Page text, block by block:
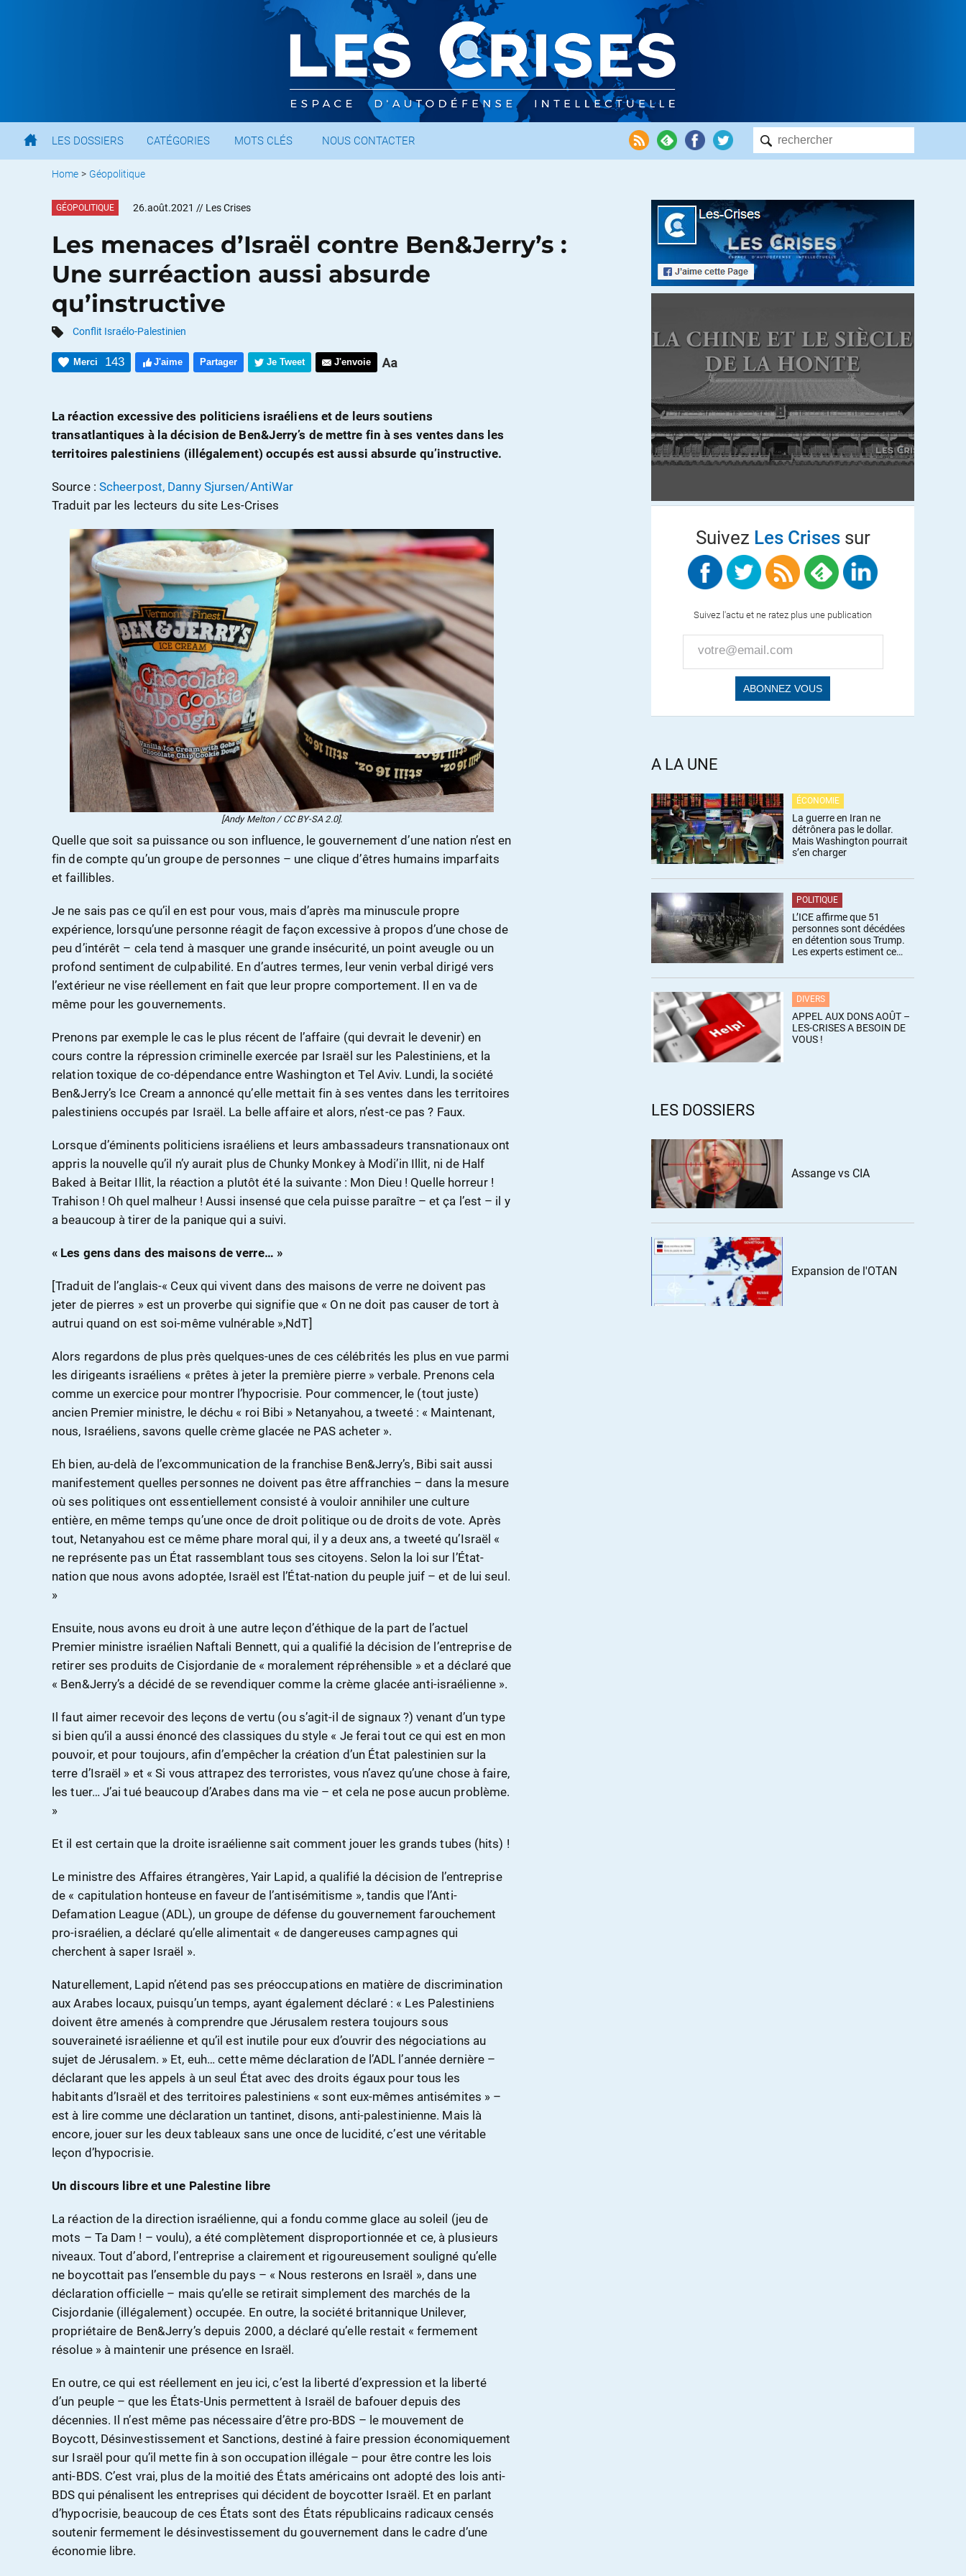
LES DOSSIERS CATÉGORIES MOTS CLÉS NOUS CONTACTER
Home > Géopolitique
GÉOPOLITIQUE 26.août.2021 // Les Crises
Les menaces d’Israël contre Ben&Jerry’s :
Une surréaction aussi absurde
qu’instructive
Conflit Israélo-Palestinien
Merci 143 J'aime Partager Je Tweet J'envoie
La réaction excessive des politiciens israéliens et de leurs soutiens
transatlantiques à la décision de Ben&Jerry’s de mettre fin à ses ventes dans les
territoires palestiniens (illégalement) occupés est aussi absurde qu’instructive.
Source : Scheerpost, Danny Sjursen/AntiWar
Traduit par les lecteurs du site Les-Crises
[Andy Melton / CC BY-SA 2.0].
Quelle que soit sa puissance ou son influence, le gouvernement d’une nation n’est en
fin de compte qu’un groupe de personnes – une clique d’êtres humains imparfaits
et faillibles.
Je ne sais pas ce qu’il en est pour vous, mais d’après ma minuscule propre
expérience, lorsqu’une personne réagit de façon excessive à propos d’une chose de
peu d’intérêt – cela tend à masquer une grande insécurité, un point aveugle ou un
profond sentiment de culpabilité. En d’autres termes, leur venin verbal dirigé vers
l’extérieur ne vise réellement en fait que leur propre comportement. Il en va de
même pour les gouvernements.
Prenons par exemple le cas le plus récent de l’affaire (qui devrait le devenir) en
cours contre la répression criminelle exercée par Israël sur les Palestiniens, et la
relation toxique de co-dépendance entre Washington et Tel Aviv. Lundi, la société
Ben&Jerry’s Ice Cream a annoncé qu’elle mettait fin à ses ventes dans les territoires
palestiniens occupés par Israël. La belle affaire et alors, n’est-ce pas ? Faux.
Lorsque d’éminents politiciens israéliens et leurs ambassadeurs transnationaux ont
appris la nouvelle qu’il n’y aurait plus de Chunky Monkey à Modi’in Illit, ni de Half
Baked à Beitar Illit, la réaction a plutôt été la suivante : Mon Dieu ! Quelle horreur !
Trahison ! Oh quel malheur ! Aussi insensé que cela puisse paraître – et ça l’est – il y
a beaucoup à tirer de la panique qui a suivi.
« Les gens dans des maisons de verre… »
[Traduit de l’anglais-« Ceux qui vivent dans des maisons de verre ne doivent pas
jeter de pierres » est un proverbe qui signifie que « On ne doit pas causer de tort à
autrui quand on est soi-même vulnérable »,NdT]
Alors regardons de plus près quelques-unes de ces célébrités les plus en vue parmi
les dirigeants israéliens « prêtes à jeter la première pierre » verbale. Prenons cela
comme un exercice pour montrer l’hypocrisie. Pour commencer, le (tout juste)
ancien Premier ministre, le déchu « roi Bibi » Netanyahou, a tweeté : « Maintenant,
nous, Israéliens, savons quelle crème glacée ne PAS acheter ».
Eh bien, au-delà de l’excommunication de la franchise Ben&Jerry’s, Bibi sait aussi
manifestement quelles personnes ne doivent pas être affranchies – dans la mesure
où ses politiques ont essentiellement consisté à vouloir annihiler une culture
entière, en même temps qu’une once de droit politique ou de droits de vote. Après
tout, Netanyahou est ce même phare moral qui, il y a deux ans, a tweeté qu’Israël «
ne représente pas un État rassemblant tous ses citoyens. Selon la loi sur l’État-
nation que nous avons adoptée, Israël est l’État-nation du peuple juif – et de lui seul.
»
Ensuite, nous avons eu droit à une autre leçon d’éthique de la part de l’actuel
Premier ministre israélien Naftali Bennett, qui a qualifié la décision de l’entreprise de
retirer ses produits de Cisjordanie de « moralement répréhensible » et a déclaré que
« Ben&Jerry’s a décidé de se revendiquer comme la crème glacée anti-israélienne ».
Il faut aimer recevoir des leçons de vertu (ou s’agit-il de signaux ?) venant d’un type
si bien qu’il a aussi énoncé des classiques du style « Je ferai tout ce qui est en mon
pouvoir, et pour toujours, afin d’empêcher la création d’un État palestinien sur la
terre d’Israël » et « Si vous attrapez des terroristes, vous n’avez qu’une chose à faire,
les tuer… J’ai tué beaucoup d’Arabes dans ma vie – et cela ne pose aucun problème.
»
Et il est certain que la droite israélienne sait comment jouer les grands tubes (hits) !
Le ministre des Affaires étrangères, Yair Lapid, a qualifié la décision de l’entreprise
de « capitulation honteuse en faveur de l’antisémitisme », tandis que l’Anti-
Defamation League (ADL), un groupe de défense du gouvernement farouchement
pro-israélien, a déclaré qu’elle alimentait « de dangereuses campagnes qui
cherchent à saper Israël ».
Naturellement, Lapid n’étend pas ses préoccupations en matière de discrimination
aux Arabes locaux, puisqu’un temps, ayant également déclaré : « Les Palestiniens
doivent être amenés à comprendre que Jérusalem restera toujours sous
souveraineté israélienne et qu’il est inutile pour eux d’ouvrir des négociations au
sujet de Jérusalem. » Et, euh… cette même déclaration de l’ADL l’année dernière –
déclarant que les appels à un seul État avec des droits égaux pour tous les
habitants d’Israël et des territoires palestiniens « sont eux-mêmes antisémites » –
est à lire comme une déclaration un tantinet, disons, anti-palestinienne. Mais là
encore, jouer sur les deux tableaux sans une once de lucidité, c’est une véritable
leçon d’hypocrisie.
Un discours libre et une Palestine libre
La réaction de la direction israélienne, qui a fondu comme glace au soleil (jeu de
mots – Ta Dam ! – voulu), a été complètement disproportionnée et ce, à plusieurs
niveaux. Tout d’abord, l’entreprise a clairement et rigoureusement souligné qu’elle
ne boycottait pas l’ensemble du pays – « Nous resterons en Israël », dans une
déclaration officielle – mais qu’elle se retirait simplement des marchés de la
Cisjordanie (illégalement) occupée. En outre, la société britannique Unilever,
propriétaire de Ben&Jerry’s depuis 2000, a déclaré qu’elle restait « fermement
résolue » à maintenir une présence en Israël.
En outre, ce qui est réellement en jeu ici, c’est la liberté d’expression et la liberté
d’un peuple – que les États-Unis permettent à Israël de bafouer depuis des
décennies. Il n’est même pas nécessaire d’être pro-BDS – le mouvement de
Boycott, Désinvestissement et Sanctions, destiné à faire pression économiquement
sur Israël pour qu’il mette fin à son occupation illégale – pour être contre les lois
anti-BDS. C’est vrai, plus de la moitié des États américains ont adopté des lois anti-
BDS qui pénalisent les entreprises qui décident de boycotter Israël. Et en parlant
d’hypocrisie, beaucoup de ces États sont des États républicains radicaux censés
soutenir fermement le désinvestissement du gouvernement dans le cadre d’une
économie libre.
Suivez Les Crisessur
Suivez l'actu et ne ratez plus une publication
A LA UNE
ÉCONOMIE
La guerre en Iran ne
détrônera pas le dollar.
Mais Washington pourrait
s’en charger
POLITIQUE
L’ICE affirme que 51
personnes sont décédées
en détention sous Trump.
Les experts estiment ce
DIVERS
APPEL AUX DONS AOÛT –
LES-CRISES A BESOIN DE
VOUS !
LES DOSSIERS
Assange vs CIA
Expansion de l'OTAN